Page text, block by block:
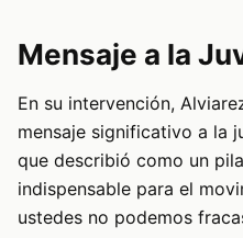
Mensaje a la
En su intervención,
mensaje significativo a la
que describió como un
indispensable para el
ustedes no podemos